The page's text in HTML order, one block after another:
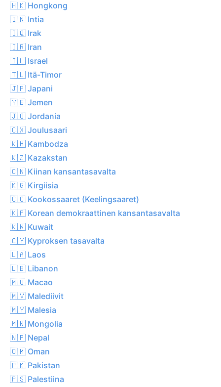
🇭🇰 Hongkong
🇮🇳 Intia
🇮🇶 Irak
🇮🇷 Iran
🇮🇱 Israel
🇹🇱 Itä-Timor
🇯🇵 Japani
🇾🇪 Jemen
🇯🇴 Jordania
🇨🇽 Joulusaari
🇰🇭 Kambodza
🇰🇿 Kazakstan
🇨🇳 Kiinan kansantasavalta
🇰🇬 Kirgiisia
🇨🇨 Kookossaaret (Keelingsaaret)
🇰🇵 Korean demokraattinen kansantasavalta
🇰🇼 Kuwait
🇨🇾 Kyproksen tasavalta
🇱🇦 Laos
🇱🇧 Libanon
🇲🇴 Macao
🇲🇻 Malediivit
🇲🇾 Malesia
🇲🇳 Mongolia
🇳🇵 Nepal
🇴🇲 Oman
🇵🇰 Pakistan
🇵🇸 Palestiina